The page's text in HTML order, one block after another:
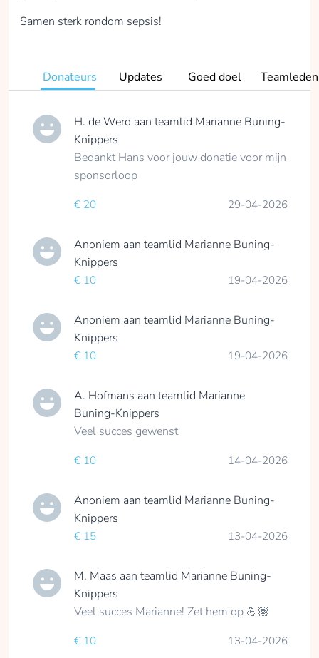
Samen sterk rondom sepsis!
Donateurs Updates Goed doel Teamleden
H. de Werd aan teamlid Marianne Buning-
Knippers
Bedankt Hans voor jouw donatie voor mijn
sponsorloop
€ 20 29-04-2026
Anoniem aan teamlid Marianne Buning-
Knippers
€ 10 19-04-2026
Anoniem aan teamlid Marianne Buning-
Knippers
€ 10 19-04-2026
A. Hofmans aan teamlid Marianne
Buning-Knippers
Veel succes gewenst
€ 10 14-04-2026
Anoniem aan teamlid Marianne Buning-
Knippers
€ 15 13-04-2026
M. Maas aan teamlid Marianne Buning-
Knippers
Veel succes Marianne! Zet hem op 💪🏽
€ 10 13-04-2026